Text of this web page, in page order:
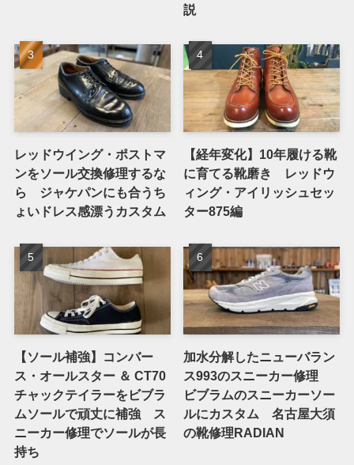
説
レッドウイング・ポストマ
ンをソール交換修理するな
ら ジャケパンにも合うち
ょいドレス感漂うカスタム
【経年変化】10年履ける靴
に育てる靴磨き レッドウ
ィング・アイリッシュセッ
ター875編
【ソール補強】コンバー
ス・オールスター ＆ CT70
チャックテイラーをビブラ
ムソールで頑丈に補強 ス
ニーカー修理でソールが長
持ち
加水分解したニューバラン
ス993のスニーカー修理
ビブラムのスニーカーソー
ルにカスタム 名古屋大須
の靴修理RADIAN